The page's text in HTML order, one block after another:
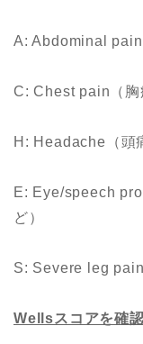
A: Abdominal pain
C: Chest pain（胸
H: Headache（頭
E: Eye/speech
ど）
S: Severe leg pain
Wellsスコアを確